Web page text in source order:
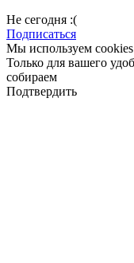
Не сегодня :(
Подписаться
Мы используем cookies
Только для вашего
собираем
Подтвердить